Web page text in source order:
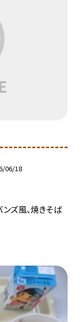
06/18
ズ風、焼きそば